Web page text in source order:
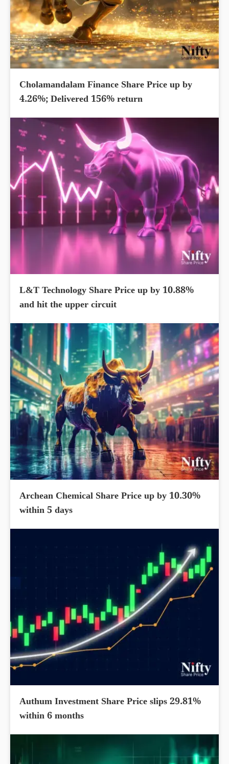
Cholamandalam Finance Share Price up by
4.26%; Delivered 156% return
L&T Technology Share Price up by 10.88%
and hit the upper circuit
Archean Chemical Share Price up by 10.30%
within 5 days
Authum Investment Share Price slips 29.81%
within 6 months